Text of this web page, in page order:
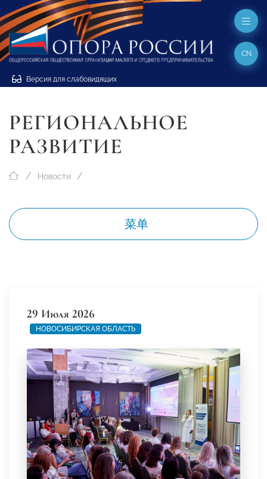
Версия для слабовидящих
CN
РЕГИОНАЛЬНОЕ
РАЗВИТИЕ
Новости
菜单
29 Июля 2026
НОВОСИБИРСКАЯ ОБЛАСТЬ